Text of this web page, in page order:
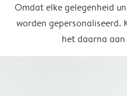
Omdat elke gelegenheid
worden gepersonaliseerd.
het daarna aan